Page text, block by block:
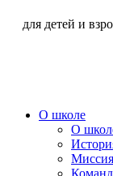
для детей и
О школе
О
Миссия